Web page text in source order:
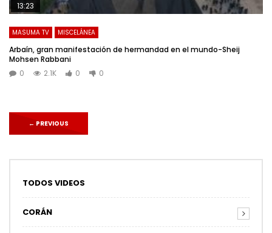
13:23
MASUMA TV MISCELÁNEA
Arbaín, gran manifestación de hermandad en el mundo-Sheij
Mohsen Rabbani
0
2.1K 0 0
← PREVIOUS
TODOS VIDEOS
CORÁN